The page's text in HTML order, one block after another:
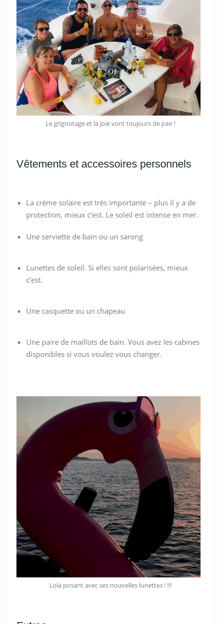
Le grignotage et la joie vont toujours de pair !
Vêtements et accessoires personnels
La crème solaire est très importante – plus il y a de
protection, mieux c’est. Le soleil est intense en mer.
Une serviette de bain ou un sarong
Lunettes de soleil. Si elles sont polarisées, mieux
c’est.
Une casquette ou un chapeau
Une paire de maillots de bain. Vous avez les cabines
disponibles si vous voulez vous changer.
Lola posant avec ses nouvelles lunettes ! !!!